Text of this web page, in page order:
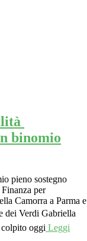
binomio
pieno sostegno
per
Camorra a Parma e
dei Verdi Gabriella
colpito oggi Leggi